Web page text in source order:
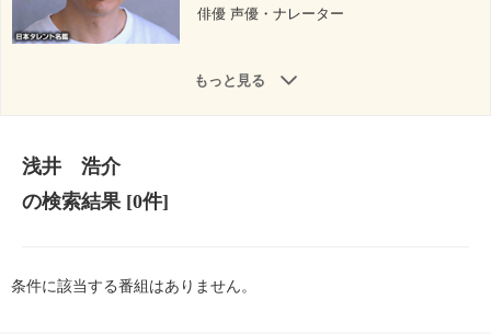
俳優 声優・ナレーター
もっと見る
浅井 浩介
の検索結果[0件]
条件に該当する番組はありません。